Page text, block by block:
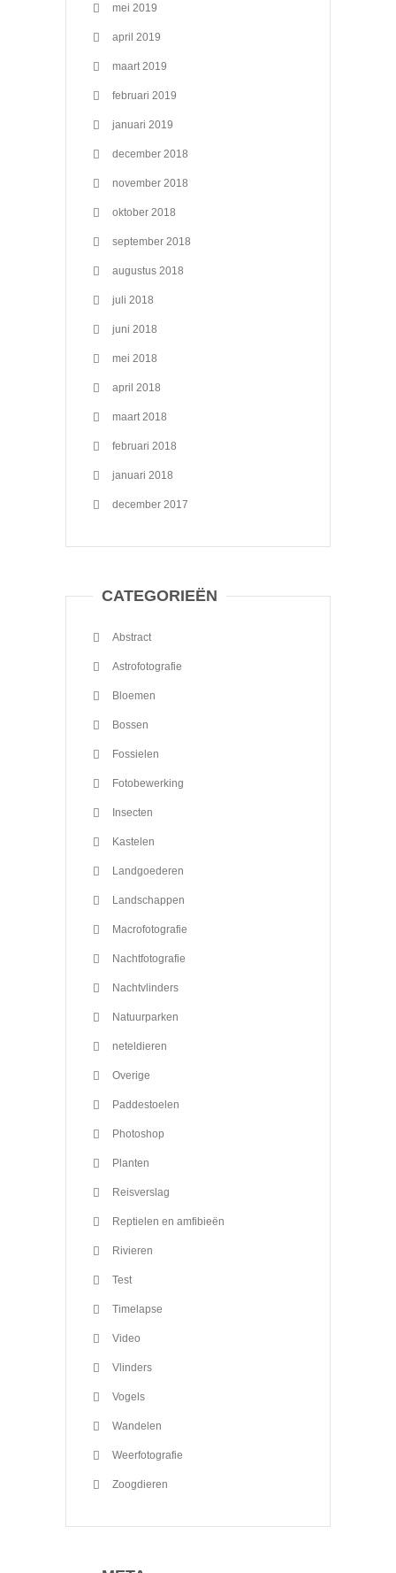
mei 2019
april 2019
maart 2019
februari 2019
januari 2019
december 2018
november 2018
oktober 2018
september 2018
augustus 2018
juli 2018
juni 2018
mei 2018
april 2018
maart 2018
februari 2018
januari 2018
december 2017
CATEGORIEËN
Abstract
Astrofotografie
Bloemen
Bossen
Fossielen
Fotobewerking
Insecten
Kastelen
Landgoederen
Landschappen
Macrofotografie
Nachtfotografie
Nachtvlinders
Natuurparken
neteldieren
Overige
Paddestoelen
Photoshop
Planten
Reisverslag
Reptielen en amfibieën
Rivieren
Test
Timelapse
Video
Vlinders
Vogels
Wandelen
Weerfotografie
Zoogdieren